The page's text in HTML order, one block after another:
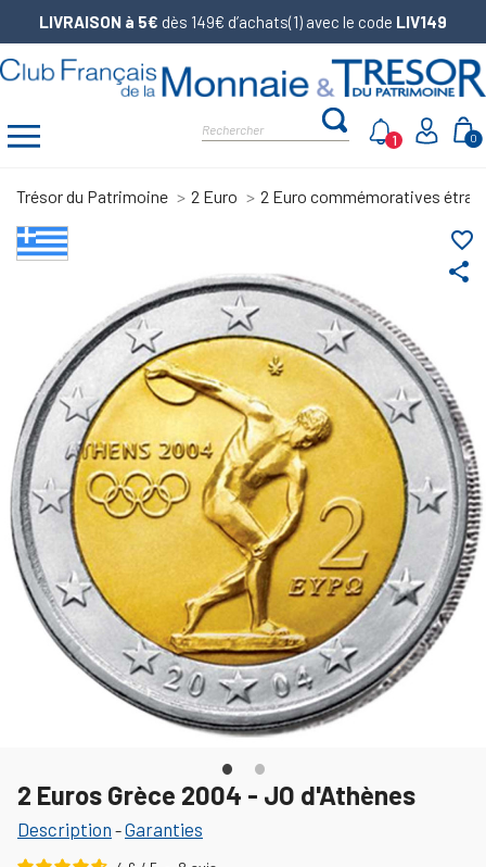
LIVRAISON à 5€ dès 149€ d’achats(1) avec le code LIV149
0
1
Trésor du Patrimoine 2 Euro 2 Euro commémoratives
share
favorite_border
2 Euros Grèce 2004 - JO d'Athènes
Description -Garanties